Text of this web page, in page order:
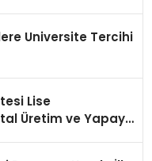
Universite Tercihi
Lise
Üretim ve Yapay